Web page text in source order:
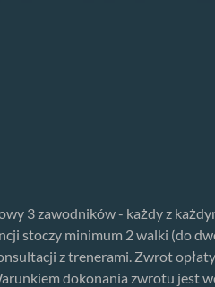
3 zawodników - każdy z
stoczy minimum 2 walki (do
z trenerami. Zwrot
dokonania zwrotu jest